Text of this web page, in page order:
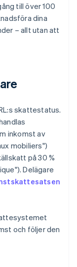
till över 100
dina
– allt utan att
skattestatus.
inkomst av
mobiliers")
på 30 %
Delägare
och följer den